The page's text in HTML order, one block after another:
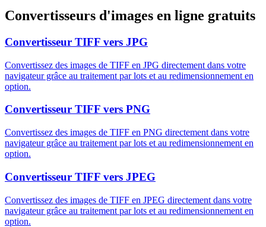
Convertisseurs d'images en ligne gratuits
Convertisseur TIFF vers JPG
Convertissez des images de TIFF en JPG directement dans votre
navigateur grâce au traitement par lots et au redimensionnement en
option.
Convertisseur TIFF vers PNG
Convertissez des images de TIFF en PNG directement dans votre
navigateur grâce au traitement par lots et au redimensionnement en
option.
Convertisseur TIFF vers JPEG
Convertissez des images de TIFF en JPEG directement dans votre
navigateur grâce au traitement par lots et au redimensionnement en
option.